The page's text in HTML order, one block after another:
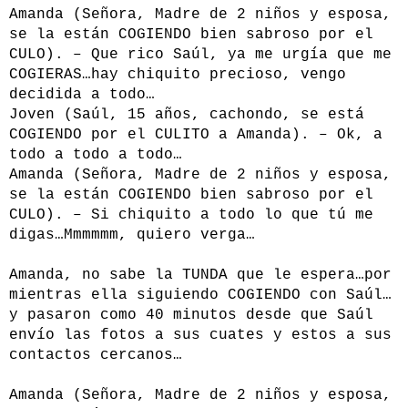
Amanda (Señora, Madre de 2 niños y esposa,
se la están COGIENDO bien sabroso por el
CULO). – Que rico Saúl, ya me urgía que me
COGIERAS…hay chiquito precioso, vengo
decidida a todo…
Joven (Saúl, 15 años, cachondo, se está
COGIENDO por el CULITO a Amanda). – Ok, a
todo a todo a todo…
Amanda (Señora, Madre de 2 niños y esposa,
se la están COGIENDO bien sabroso por el
CULO). – Si chiquito a todo lo que tú me
digas…Mmmmmm, quiero verga…
Amanda, no sabe la TUNDA que le espera…por
mientras ella siguiendo COGIENDO con Saúl…
y pasaron como 40 minutos desde que Saúl
envío las fotos a sus cuates y estos a sus
contactos cercanos…
Amanda (Señora, Madre de 2 niños y esposa,